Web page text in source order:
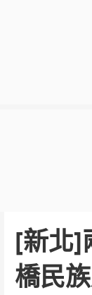
[新北]
橋民